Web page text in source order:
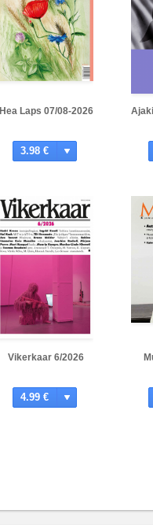
Hea Laps 07/08-2026
3.98 €
Vikerkaar 6/2026
4.99 €